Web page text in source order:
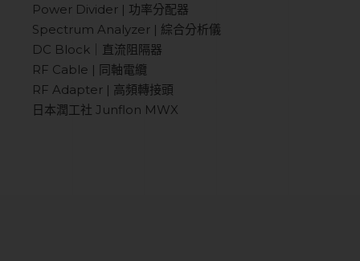
Power Divider | 功率分配器
Spectrum Analyzer | 綜合分析儀
DC Block｜直流阻隔器
RF Cable | 同軸電纜
RF Adapter | 高頻轉接頭
日本潤工社 Junflon MWX